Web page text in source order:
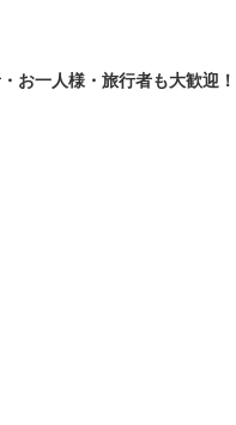
お一人様・旅行者も大歓迎